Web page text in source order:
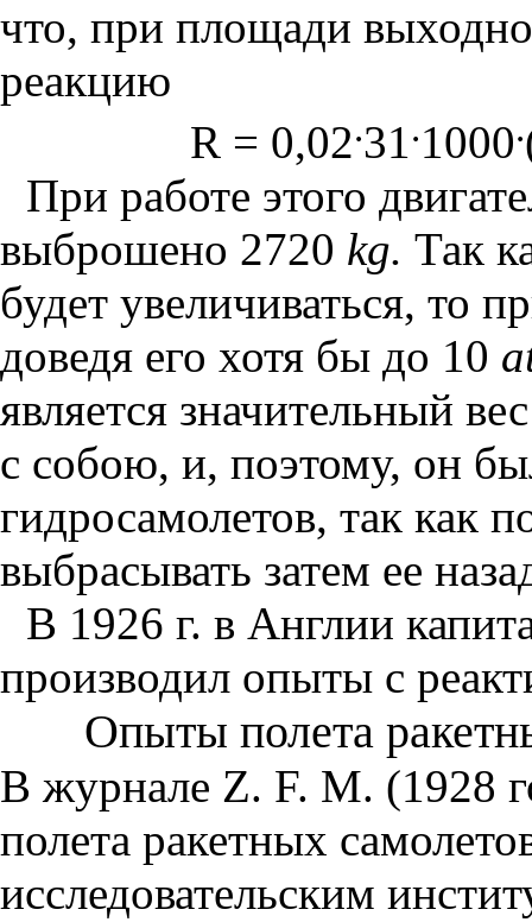
что, при площади
реакцию
R = 0,02.31.1000.
При работе этого
выброшено 2720 kg. Так
будет увеличиваться, то
доведя его хотя бы до 10
является значительный
с собою, и, поэтому, он
гидросамолетов, так как
выбрасывать затем ее
В 1926 г. в Англии
производил опыты с
Опыты полета
В журнале Z. F. М. (1928
полета ракетных
исследовательским